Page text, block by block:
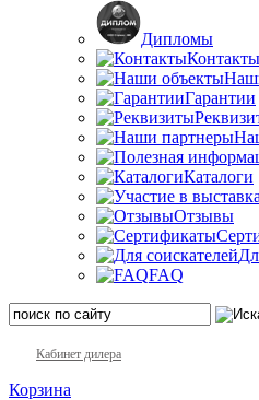
Дипломы
Контакты
Гарантии
Каталоги
Отзывы
FAQ
Кабинет дилера
Корзина